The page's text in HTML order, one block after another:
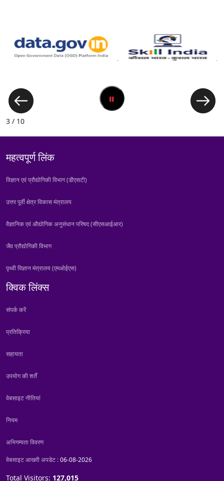
3 / 10
महत्वपूर्ण लिंक
विज्ञान एवं प्रौद्योगिकी विभाग (डीएसटी)
उत्तर पूर्वी क्षेत्र विकास मंत्रालय
वैज्ञानिक एवं औद्योगिक अनुसंधान परिषद (सीएसआईआर)
जैव प्रौद्योगिकी विभाग
पृथ्वी विज्ञान मंत्रालय (एमओईएस)
क्विक लिंक्स
संपर्क करें
प्रतिक्रिया
सहायता
उपयोग की शर्तें
वेबसाइट नीतियां
नियम
अभिगम्यता विवरण
वेबसाइट आखरी अपडेट :06-08-2026
Total Visitors: 127,015